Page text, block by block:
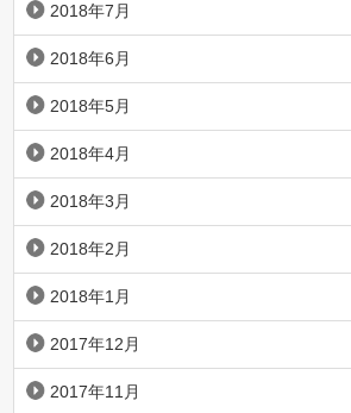
2018年7月
2018年6月
2018年5月
2018年4月
2018年3月
2018年2月
2018年1月
2017年12月
2017年11月